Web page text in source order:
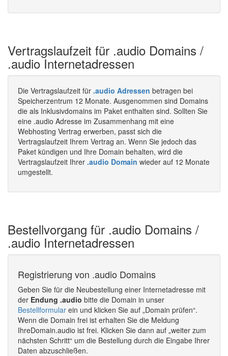
Vertragslaufzeit für .audio Domains /
.audio Internetadressen
Die Vertragslaufzeit für .audio Adressen betragen bei
Speicherzentrum 12 Monate. Ausgenommen sind Domains
die als Inklusivdomains im Paket enthalten sind. Sollten Sie
eine .audio Adresse im Zusammenhang mit eine
Webhosting Vertrag erwerben, passt sich die
Vertragslaufzeit Ihrem Vertrag an. Wenn Sie jedoch das
Paket kündigen und Ihre Domain behalten, wird die
Vertragslaufzeit Ihrer .audio Domain wieder auf 12 Monate
umgestellt.
Bestellvorgang für .audio Domains /
.audio Internetadressen
Registrierung von .audio Domains
Geben Sie für die Neubestellung einer Internetadresse mit
der Endung .audio bitte die Domain in unser
Bestellformular ein und klicken Sie auf „Domain prüfen“.
Wenn die Domain frei ist erhalten Sie die Meldung
IhreDomain.audio ist frei. Klicken Sie dann auf „weiter zum
nächsten Schritt“ um die Bestellung durch die Eingabe Ihrer
Daten abzuschließen.